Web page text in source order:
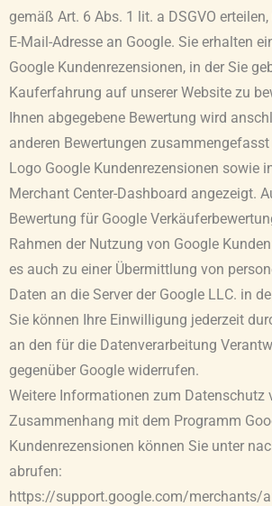
gemäß Art. 6 Abs. 1 lit. a DSGVO
E-Mail-Adresse an Google. Sie erhalten
Google Kundenrezensionen, in der Sie
Kauferfahrung auf unserer Website zu
Ihnen abgegebene Bewertung wird
anderen Bewertungen
Logo Google Kundenrezensionen sowie
Merchant Center-Dashboard angezeigt.
Bewertung für Google
Rahmen der Nutzung von Google
es auch zu einer Übermittlung von
Daten an die Server der Google LLC. in
Sie können Ihre Einwilligung jederzeit
an den für die Datenverarbeitung
gegenüber Google widerrufen.
Weitere Informationen zum Datenschutz
Zusammenhang mit dem Programm
Kundenrezensionen können Sie unter
abrufen:
https://support.google.com/merchants/